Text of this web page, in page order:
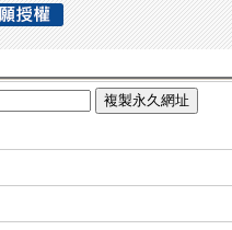
複製永久網址